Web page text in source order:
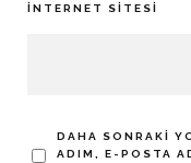
İNTERNET SITESI
DAHA SONRAKI
ADIM, E-POSTA